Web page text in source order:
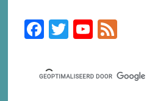
Primary
Sidebar
F
a
c
e
T
wi
tt
er
Y
o
u
T
F
e
d